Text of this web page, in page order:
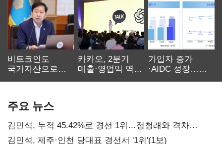
비트코인도
국가자산으로…'
카카오, 2분기
매출·영업익 역대
가입자 증가
·AIDC 성장…
주요 뉴스
김민석, 누적 45.42%로 경선 1위…정청래와 격차
0.86%p(2보)
김민석, 제주·인천 당대표 경선서 '1위'(1보)